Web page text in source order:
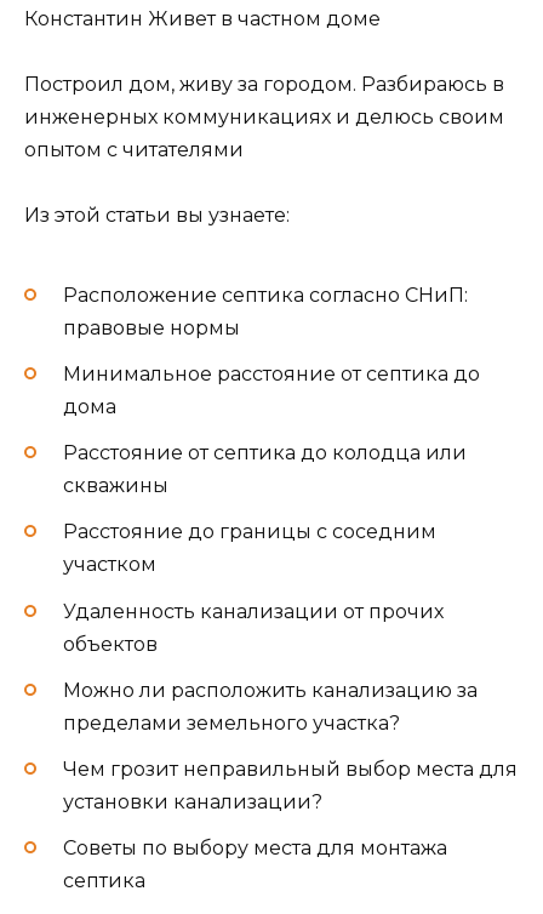
Константин Живет в частном доме
Построил дом, живу за городом. Разбираюсь в
инженерных коммуникациях и делюсь своим
опытом с читателями
Из этой статьи вы узнаете:
Расположение септика согласно СНиП:
правовые нормы
Минимальное расстояние от септика до
дома
Расстояние от септика до колодца или
скважины
Расстояние до границы с соседним
участком
Удаленность канализации от прочих
объектов
Можно ли расположить канализацию за
пределами земельного участка?
Чем грозит неправильный выбор места для
установки канализации?
Советы по выбору места для монтажа
септика